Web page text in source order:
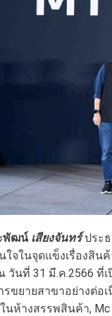
พัฒน์ เสียงจันทร์ ประ
ใจในจุดแข็งเรื่องสิน
วันที่ 31 มี.ค.2566 ที่
รขยายสาขาอย่างต่อ
นห้างสรรพสินค้า,